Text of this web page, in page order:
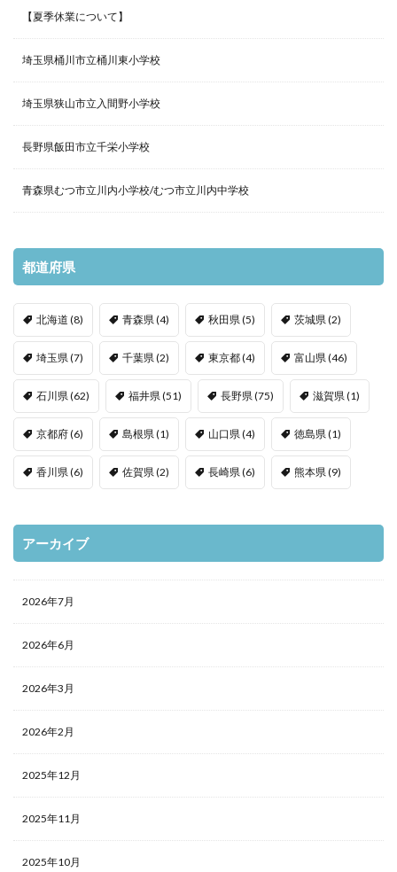
【夏季休業について】
埼玉県桶川市立桶川東小学校
埼玉県狭山市立入間野小学校
長野県飯田市立千栄小学校
青森県むつ市立川内小学校/むつ市立川内中学校
都道府県
北海道 (8) 青森県 (4) 秋田県 (5) 茨城県 (2)
埼玉県 (7) 千葉県 (2) 東京都(4) 富山県 (46)
石川県 (62) 福井県 (51) 長野県 (75) 滋賀県 (1)
京都府(6) 島根県 (1) 山口県 (4) 徳島県 (1)
香川県 (6) 佐賀県 (2) 長崎県 (6) 熊本県 (9)
アーカイブ
2026年7月
2026年6月
2026年3月
2026年2月
2025年12月
2025年11月
2025年10月